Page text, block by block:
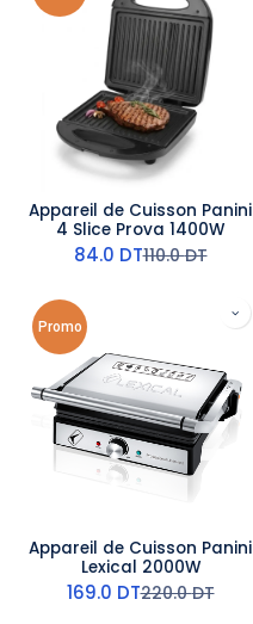
Appareil de Cuisson Panini
4 Slice Prova 1400W
84.0 DT110.0DT
Promo
Appareil de Cuisson Panini
Lexical 2000W
169.0 DT220.0DT